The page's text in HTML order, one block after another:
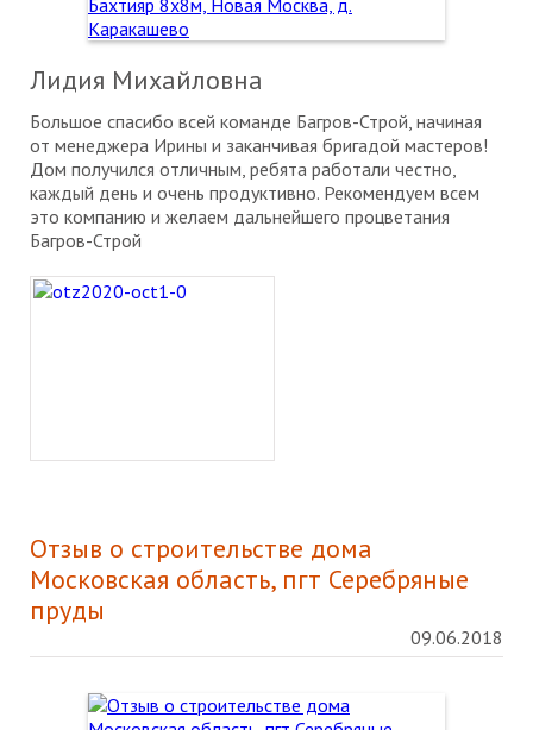
Лидия Михайловна
Большое спасибо всей команде Багров-Строй, начиная
от менеджера Ирины и заканчивая бригадой мастеров!
Дом получился отличным, ребята работали честно,
каждый день и очень продуктивно. Рекомендуем всем
это компанию и желаем дальнейшего процветания
Багров-Строй
Отзыв о строительстве дома
Московская область, пгт Серебряные
пруды
09.06.2018